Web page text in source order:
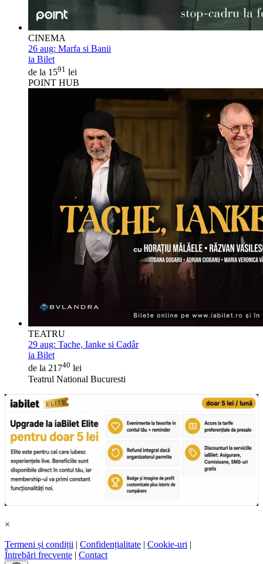
CINEMA
26 aug: Marfa si Banii
ia Bilet
de la 1591 lei
POINT HUB
TEATRU
29 aug: Tache, Ianke si Cadâr
ia Bilet
de la 21740 lei
Teatrul National Bucuresti
×
Termeni și condiții | Confidențialitate | Cookie-uri |
Întrebări frecvente | Contact